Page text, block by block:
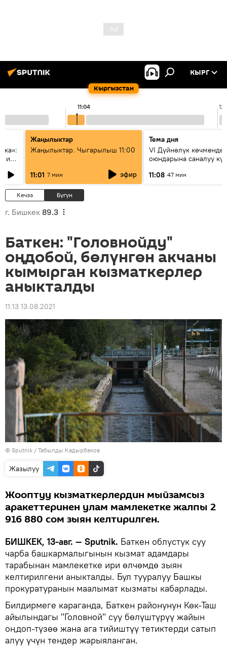
Кыргызстан
КЫРГ
11:04
и
Жаңылыктар
Жаңылыктар. Чыгарылыш 11:00
11:01 7 мин эфир
Тема дня
VI Дүйнөлүк
оюндарына саналуу
этапка жетти?
11:08 47 мин
Кечээ Бүгүн
г. Бишкек 89.3
Баткен: "Головнойду"
оңдобой, бөлүнгөн акчаны
кымырган кызматкерлер
аныкталды
11:13 13.08.2021
© Sputnik / Табылды Кадырбеков
Жазылуу
Жооптуу кызматкерлердин мыйзамсыз
аракеттеринен улам мамлекетке жалпы 2
916 880 сом зыян келтирилген.
БИШКЕК, 13-авг. — Sputnik. Баткен облустук суу
чарба башкармалыгынын кызмат адамдары
тарабынан мамлекетке ири өлчөмдө зыян
келтирилгени аныкталды. Бул тууралуу Башкы
прокуратуранын маалымат кызматы кабарлады.
Билдирмеге караганда, Баткен районунун Көк-Таш
айылындагы "Головной" суу бөлүштүрүү жайын
оңдоп-түзөө жана ага тийиштүү тетиктерди сатып
алуу үчүн тендер жарыяланган.